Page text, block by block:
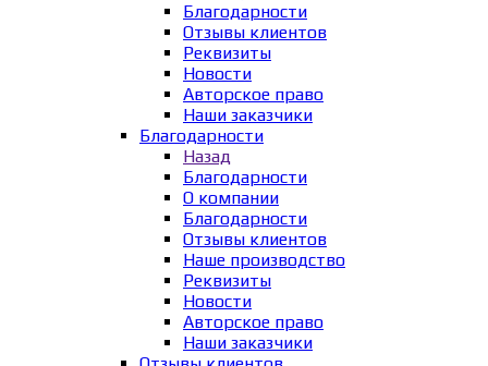
Благодарности
Отзывы клиентов
Реквизиты
Новости
Авторское право
Наши заказчики
Благодарности
Назад
Благодарности
О компании
Благодарности
Отзывы клиентов
Наше производство
Реквизиты
Новости
Авторское право
Наши заказчики